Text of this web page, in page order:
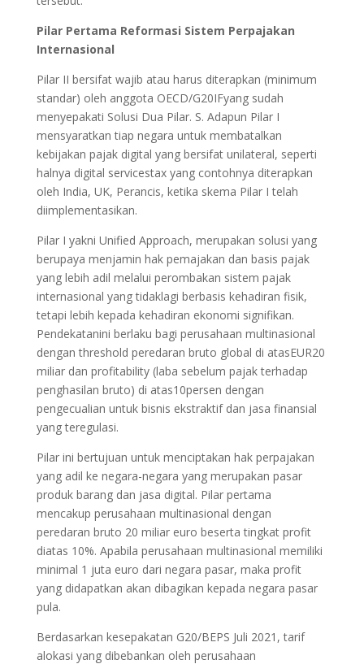
Pilar Pertama Reformasi Sistem Perpajakan
Internasional
Pilar II bersifat wajib atau harus diterapkan (minimum
standar) oleh anggota OECD/G20IFyang sudah
menyepakati Solusi Dua Pilar. S. Adapun Pilar I
mensyaratkan tiap negara untuk membatalkan
kebijakan pajak digital yang bersifat unilateral, seperti
halnya digital servicestax yang contohnya diterapkan
oleh India, UK, Perancis, ketika skema Pilar I telah
diimplementasikan.
Pilar I yakni Unified Approach, merupakan solusi yang
berupaya menjamin hak pemajakan dan basis pajak
yang lebih adil melalui perombakan sistem pajak
internasional yang tidaklagi berbasis kehadiran fisik,
tetapi lebih kepada kehadiran ekonomi signifikan.
Pendekatanini berlaku bagi perusahaan multinasional
dengan threshold peredaran bruto global di atasEUR20
miliar dan profitability (laba sebelum pajak terhadap
penghasilan bruto) di atas10persen dengan
pengecualian untuk bisnis ekstraktif dan jasa finansial
yang teregulasi.
Pilar ini bertujuan untuk menciptakan hak perpajakan
yang adil ke negara-negara yang merupakan pasar
produk barang dan jasa digital. Pilar pertama
mencakup perusahaan multinasional dengan
peredaran bruto 20 miliar euro beserta tingkat profit
diatas 10%. Apabila perusahaan multinasional memiliki
minimal 1 juta euro dari negara pasar, maka profit
yang didapatkan akan dibagikan kepada negara pasar
pula.
Berdasarkan kesepakatan G20/BEPS Juli 2021, tarif
alokasi yang dibebankan oleh perusahaan